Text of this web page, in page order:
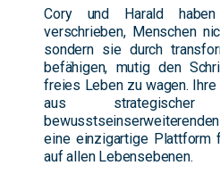
Cory und Harald
verschrieben, Menschen
sondern sie durch
befähigen, mutig den
freies Leben zu wagen.
aus
eine einzigartige Plattform
auf allen Lebensebenen.